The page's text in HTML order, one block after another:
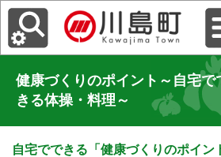
健康づくりのポイント～自宅で
きる体操・料理～
自宅でできる「健康づくりのポイン